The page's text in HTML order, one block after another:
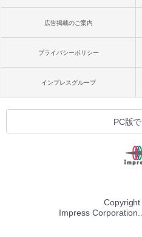
広告掲載のご案内
プライバシーポリシー
インプレスグループ
PC版
Impress Corporation.